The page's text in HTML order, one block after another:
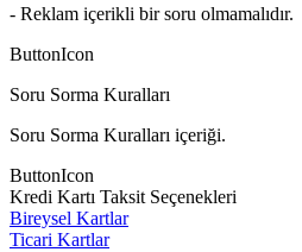
- Reklam içerikli bir soru olmamalıdır.
ButtonIcon
Soru Sorma Kuralları
Soru Sorma Kuralları içeriği.
ButtonIcon
Kredi Kartı Taksit Seçenekleri
Bireysel Kartlar
Ticari Kartlar